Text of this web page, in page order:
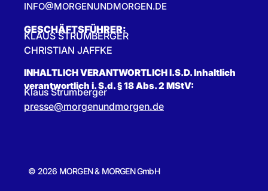
INFO@MORGENUNDMORGEN.DE
GESCHÄFTSFÜHRER:
KLAUS STRUMBERGER
CHRISTIAN JAFFKE
INHALTLICH VERANTWORTLICH I.S.D. Inhaltlich
verantwortlich i. S.d. § 18 Abs. 2 MStV:
Klaus Strumberger
presse@morgenundmorgen.de
© 2026 MORGEN & MORGEN GmbH